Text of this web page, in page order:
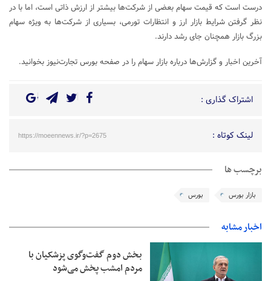
درست است که قیمت سهام بعضی از شرکت‌ها بیشتر از ارزش ذاتی است، اما با در
نظر گرفتن شرایط بازار ارز و انتظارات تورمی، بسیاری از شرکت‌ها به ویژه سهام
بزرگ بازار همچنان جای رشد دارند.
آخرین اخبار و گزارش‌ها درباره بازار سهام را در صفحه بورس تجارت‌نیوز بخوانید.
اشتراک گذاری :
لینک کوتاه : https://moeennews.ir/?p=2675
برچسب ها
بازار بورس بورس
اخبار مشابه
بخش دوم گفت‌وگوی پزشکیان با
مردم امشب پخش می‌شود